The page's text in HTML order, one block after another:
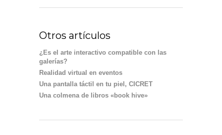
Otros artículos
¿Es el arte interactivo compatible con las
galerías?
Realidad virtual en eventos
Una pantalla táctil en tu piel, CICRET
Una colmena de libros «book hive»